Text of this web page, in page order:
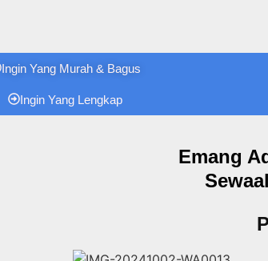
Ingin Yang Murah & Bagus
Ingin Yang Lengkap
Emang